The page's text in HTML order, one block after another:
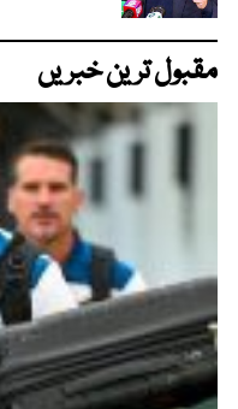
مقبول ترین خبریں